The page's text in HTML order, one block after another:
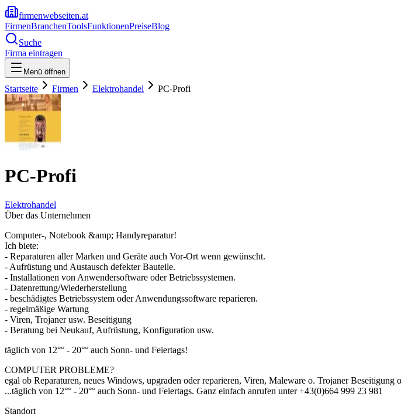
firmenwebseiten.at
FirmenBranchenToolsFunktionenPreiseBlog
Suche
Firma eintragen
Menü öffnen
Startseite Firmen Elektrohandel PC-Profi
PC-Profi
Elektrohandel
Über das Unternehmen
Computer-, Notebook &amp; Handyreparatur!
Ich biete:
- Reparaturen aller Marken und Geräte auch Vor-Ort wenn gewünscht.
- Aufrüstung und Austausch defekter Bauteile.
- Installationen von Anwendersoftware oder Betriebssystemen.
- Datenrettung/Wiederherstellung
- beschädigtes Betriebssystem oder Anwendungssoftware reparieren.
- regelmäßige Wartung
- Viren, Trojaner usw. Beseitigung
- Beratung bei Neukauf, Aufrüstung, Konfiguration usw.
täglich von 12°° - 20°° auch Sonn- und Feiertags!
COMPUTER PROBLEME?
egal ob Reparaturen, neues Windows, upgraden oder reparieren, Viren, Maleware o. Trojaner
...täglich von 12°° - 20°° auch Sonn- und Feiertags. Ganz einfach anrufen unter +43(0)664 999 23 981
Standort